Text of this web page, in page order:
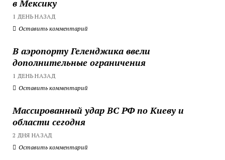
в Мексику
1 ДЕНЬ НАЗАД
Оставить комментарий
В аэропорту Геленджика ввели
дополнительные ограничения
1 ДЕНЬ НАЗАД
Оставить комментарий
Массированный удар ВС РФ по Киеву и
области сегодня
2 ДНЯ НАЗАД
Оставить комментарий